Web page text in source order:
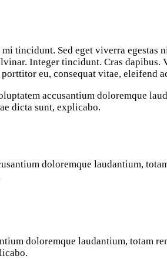
tincidunt. Sed eget viverra egestas
Integer tincidunt. Cras dapibus.
eu, consequat vitae, eleifend
accusantium doloremque
dicta sunt, explicabo.
doloremque laudantium,
doloremque laudantium, totam